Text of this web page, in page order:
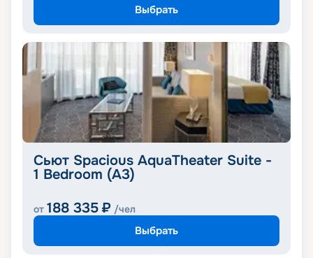
Выбрать
Сьют Spacious AquaTheater Suite -
1 Bedroom (A3)
от 188 335 ₽ /чел
Выбрать